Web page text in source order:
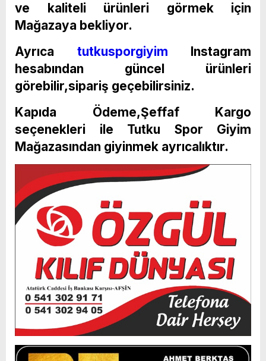
ve kaliteli ürünleri görmek için
Mağazaya bekliyor.
Ayrıca tutkusporgiyim Instagram
hesabından güncel ürünleri
görebilir,sipariş geçebilirsiniz.
Kapıda Ödeme,Şeffaf Kargo
seçenekleri ile Tutku Spor Giyim
Mağazasından giyinmek ayrıcalıktır.